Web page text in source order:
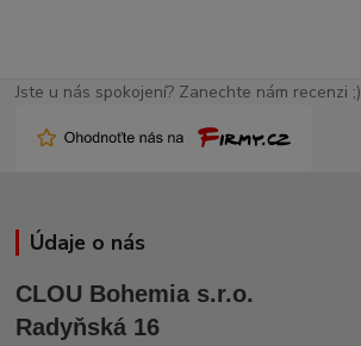
Jste u nás spokojení? Zanechte nám recenzi ;)
Údaje o nás
CLOU Bohemia s.r.o.
Radyňská 16